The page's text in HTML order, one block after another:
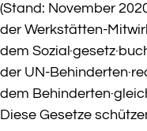
(Stand: November
der Werkstätten-
dem
der UN-
dem
Diese Gesetze